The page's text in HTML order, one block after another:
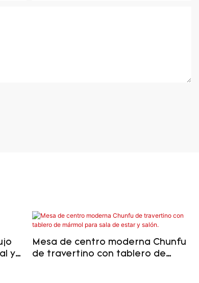
y
Mesa de centro moderna Chunfu
de travertino con tablero de